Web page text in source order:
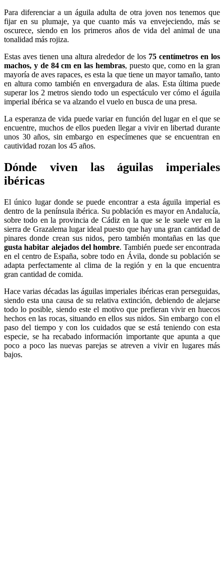
Para diferenciar a un águila adulta de otra joven nos tenemos que
fijar en su plumaje, ya que cuanto más va envejeciendo, más se
oscurece, siendo en los primeros años de vida del animal de una
tonalidad más rojiza.
Estas aves tienen una altura alrededor de los 75 centímetros en los
machos, y de 84 cm en las hembras, puesto que, como en la gran
mayoría de aves rapaces, es esta la que tiene un mayor tamaño, tanto
en altura como también en envergadura de alas. Esta última puede
superar los 2 metros siendo todo un espectáculo ver cómo el águila
imperial ibérica se va alzando el vuelo en busca de una presa.
La esperanza de vida puede variar en función del lugar en el que se
encuentre, muchos de ellos pueden llegar a vivir en libertad durante
unos 30 años, sin embargo en especímenes que se encuentran en
cautividad rozan los 45 años.
Dónde viven las águilas imperiales
ibéricas
El único lugar donde se puede encontrar a esta águila imperial es
dentro de la península ibérica. Su población es mayor en Andalucía,
sobre todo en la provincia de Cádiz en la que se le suele ver en la
sierra de Grazalema lugar ideal puesto que hay una gran cantidad de
pinares donde crean sus nidos, pero también montañas en las que
gusta habitar alejados del hombre. También puede ser encontrada
en el centro de España, sobre todo en Ávila, donde su población se
adapta perfectamente al clima de la región y en la que encuentra
gran cantidad de comida.
Hace varias décadas las águilas imperiales ibéricas eran perseguidas,
siendo esta una causa de su relativa extinción, debiendo de alejarse
todo lo posible, siendo este el motivo que prefieran vivir en huecos
hechos en las rocas, situando en ellos sus nidos. Sin embargo con el
paso del tiempo y con los cuidados que se está teniendo con esta
especie, se ha recabado información importante que apunta a que
poco a poco las nuevas parejas se atreven a vivir en lugares más
bajos.